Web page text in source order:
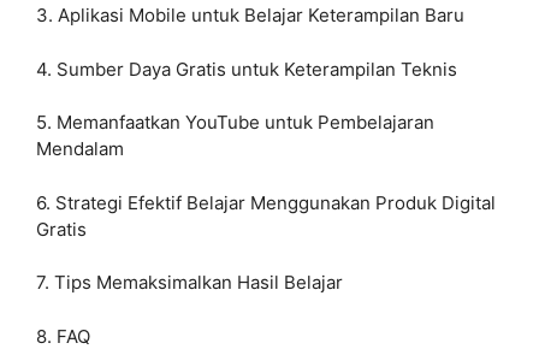
3. Aplikasi Mobile untuk Belajar Keterampilan Baru
4. Sumber Daya Gratis untuk Keterampilan Teknis
5. Memanfaatkan YouTube untuk Pembelajaran
Mendalam
6. Strategi Efektif Belajar Menggunakan Produk Digital
Gratis
7. Tips Memaksimalkan Hasil Belajar
8. FAQ